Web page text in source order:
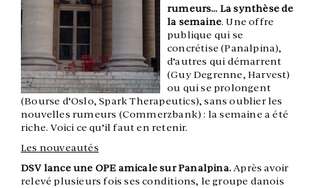
rumeurs… La synthèse de
la semaine. Une offre
publique qui se
concrétise (Panalpina),
d’autres qui démarrent
(Guy Degrenne, Harvest)
ou qui se prolongent
(Bourse d’Oslo, Spark Therapeutics), sans oublier les
nouvelles rumeurs (Commerzbank) : la semaine a été
riche. Voici ce qu’il faut en retenir.
Les nouveautés
DSV lance une OPE amicale sur Panalpina. Après avoir
relevé plusieurs fois ses conditions, le groupe danois